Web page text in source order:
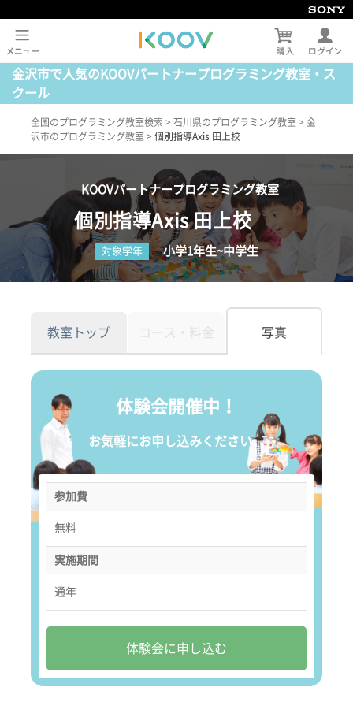
金沢市で人気のKOOVパートナープログラミング教室・ス
クール
全国のプログラミング教室検索 > 石川県のプログラミング教室 > 金
沢市のプログラミング教室 > 個別指導Axis 田上校
KOOVパートナープログラミング教室
個別指導Axis 田上校
対象学年 小学1年生~中学生
教室トップ コース・料金 写真
体験会開催中！
お気軽にお申し込みください。
参加費
無料
実施期間
通年
体験会に申し込む